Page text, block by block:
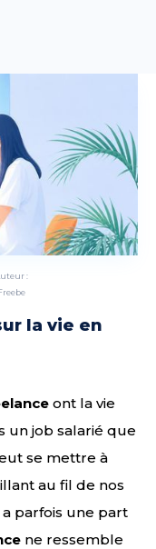
:
la vie en
ont la vie
un job salarié que
se mettre à
au fil de nos
a parfois une part
ne ressemble